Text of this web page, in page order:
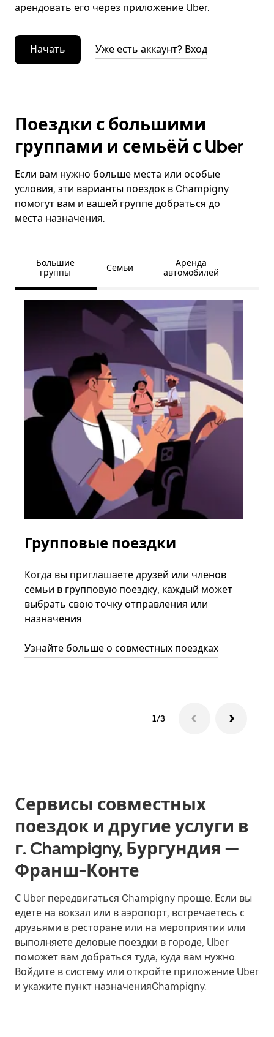
арендовать его через приложение Uber.
Начать Уже есть аккаунт? Вход
Поездки с большими
группами и семьёй с Uber
Если вам нужно больше места или особые
условия, эти варианты поездок в Champigny
помогут вам и вашей группе добраться до
места назначения.
Большие
группы
Семьи
Аренда
автомобилей
Групповые поездки
Когда вы приглашаете друзей или членов
семьи в групповую поездку, каждый может
выбрать свою точку отправления или
назначения.
Узнайте больше о совместных поездках
1/3
Сервисы совместных
поездок и другие услуги в
г. Champigny, Бургундия —
Франш-Конте
С Uber передвигаться Champigny проще. Если вы
едете на вокзал или в аэропорт, встречаетесь с
друзьями в ресторане или на мероприятии или
выполняете деловые поездки в городе, Uber
поможет вам добраться туда, куда вам нужно.
Войдите в систему или откройте приложение Uber
и укажите пункт назначенияChampigny.